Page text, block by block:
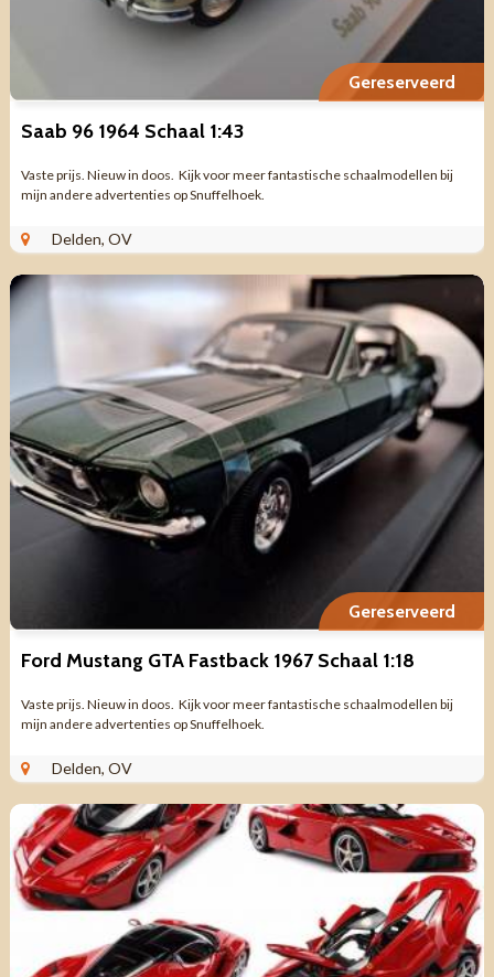
Gereserveerd
Saab 96 1964 Schaal 1:43
Vaste prijs. Nieuw in doos. Kijk voor meer fantastische schaalmodellen bij
mijn andere advertenties op Snuffelhoek.
Delden, OV
Gereserveerd
Ford Mustang GTA Fastback 1967 Schaal 1:18
Vaste prijs. Nieuw in doos. Kijk voor meer fantastische schaalmodellen bij
mijn andere advertenties op Snuffelhoek.
Delden, OV